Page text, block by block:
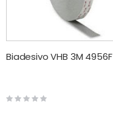
Biadesivo VHB 3M 4956F
Rating:
0%